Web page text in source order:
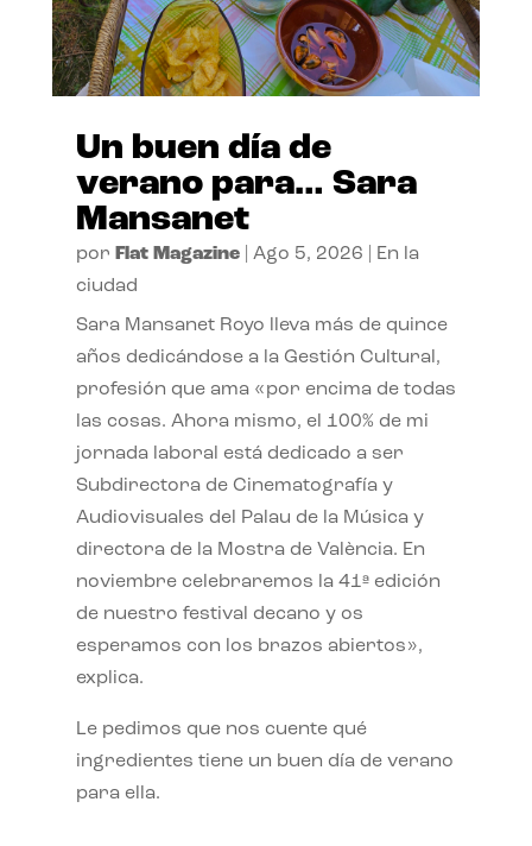
Un buen día de
verano para… Sara
Mansanet
por Flat Magazine| Ago 5, 2026
En la
ciudad
Sara Mansanet Royo lleva más de quince
años dedicándose a la Gestión Cultural,
profesión que ama «por encima de todas
las cosas. Ahora mismo, el 100% de mi
jornada laboral está dedicado a ser
Subdirectora de Cinematografía y
Audiovisuales del Palau de la Música y
directora de la Mostra de València. En
noviembre celebraremos la 41ª edición
de nuestro festival decano y os
esperamos con los brazos abiertos»,
explica.
Le pedimos que nos cuente qué
ingredientes tiene un buen día de verano
para ella.